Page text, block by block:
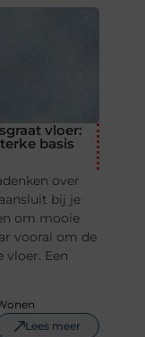
vloer:
basis
over
bij je
om mooie
vooral om de
vloer. Een
Lees meer